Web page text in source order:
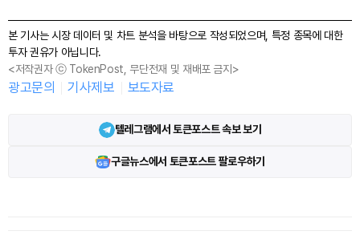
본 기사는 시장 데이터 및 차트 분석을 바탕으로 작성되었으며, 특정 종목에 대한
투자 권유가 아닙니다.
<저작권자 ⓒ TokenPost, 무단전재 및 재배포 금지>
광고문의 기사제보 보도자료
텔레그램에서 토큰포스트 속보 보기
구글뉴스에서 토큰포스트 팔로우하기